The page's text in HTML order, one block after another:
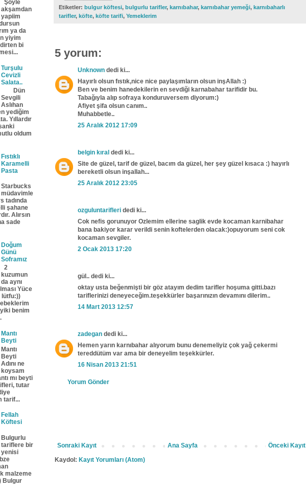
Etiketler: bulgur köftesi, bulgurlu tarifler, karnıbahar, karnıbahar yemeği, karnıbaharlı
tarifler, köfte, köfte tarifi, Yemeklerim
5 yorum:
Unknown dedi ki...
Hayırlı olsun fıstık,nice nice paylaşımların olsun inşAllah :)
Ben ve benim hanedekilerin en sevdiği karnabahar tarifidir bu.
Tabağıyla alıp sofraya konduruversem diyorum:)
Afiyet şifa olsun canım..
Muhabbetle..
25 Aralık 2012 17:09
belgin kıral dedi ki...
Site de güzel, tarif de güzel, bacım da güzel, her şey güzel kısaca :) hayırlı
bereketli olsun inşallah...
25 Aralık 2012 23:05
ozguluntarifleri dedi ki...
Cok nefis gorunuyor Ozlemim ellerine saglik evde kocaman karnibahar
bana bakiyor karar verildi senin koftelerden olacak:)opuyorum seni cok
kocaman sevgiler.
2 Ocak 2013 17:20
gül.. dedi ki...
oktay usta beğenmişti bir göz atayım dedim tarifler hoşuma gitti.bazı
tariflerinizi deneyeceğim.teşekkürler başarınızın devamını dilerim..
14 Mart 2013 12:57
zadegan dedi ki...
Hemen yarın karnıbahar alıyorum bunu denemeliyiz çok yağ çekermi
tereddütüm var ama bir deneyelim teşekkürler.
16 Nisan 2013 21:51
Yorum Gönder
Sonraki Kayıt Önceki Kayıt
Ana Sayfa
Kaydol: Kayıt Yorumları (Atom)
Şöyle
akşamdan
yapiim
ya da
yiyim
bi
Turşulu
Cevizli
Salata..
Dün
Sevgili
Aslıhan
yediğim
Yıllardır
oldum
Fıstıklı
Karamelli
Pasta
Starbucks
müdavimle
tadında
şahane
Alırsın
sade
Doğum
Günü
Soframız
2
kuzumun
da aynı
Yüce
lütfu:))
benim
Mantı
Beyti
Mantı
Beyti
Adını ne
koysam
mı beyti
tutar
tarif...
Fellah
Köftesi
Bulgurlu
tariflere bir
yenisi
malzeme
Bulgur